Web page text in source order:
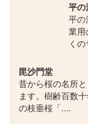
平の
平の
業用
く
毘沙門堂
昔から桜の名所
ます。樹齢百数
の枝垂桜「....